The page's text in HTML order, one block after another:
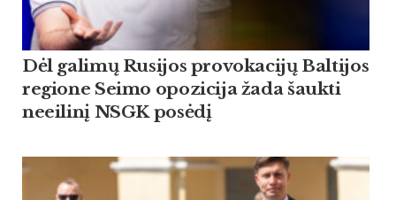
Dėl galimų Rusijos provokacijų Baltijos
regione Seimo opozicija žada šaukti
neeilinį NSGK posėdį